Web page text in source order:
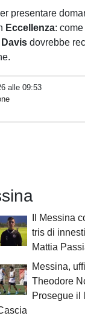
presentare
Eccellenza:
Davisdovrebbe
alle 09:53
Il Messina
tris di
Mattia
Messina,
Theodore
Prosegue il